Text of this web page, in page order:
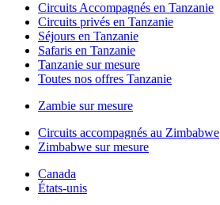
Circuits Accompagnés en Tanzanie
Circuits privés en Tanzanie
Séjours en Tanzanie
Safaris en Tanzanie
Tanzanie sur mesure
Toutes nos offres Tanzanie
Zambie sur mesure
Circuits accompagnés au Zimbabwe
Zimbabwe sur mesure
Canada
États-unis